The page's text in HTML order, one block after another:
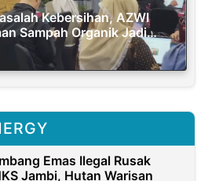
Kebersihan, AZWI
Sampah Organik Jadi
Emas Ilegal Rusak
Jambi, Hutan Warisan